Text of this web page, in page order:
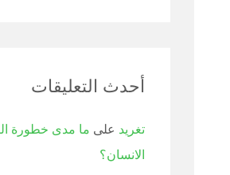
أحدث التعليقات
تغريد على ما مدى خطورة
الانسان؟